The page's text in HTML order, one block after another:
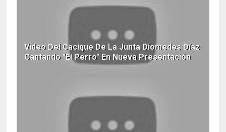
Video Del Cacique De La Junta Diomedes Díaz
Cantando "El Perro" En Nueva Presentación